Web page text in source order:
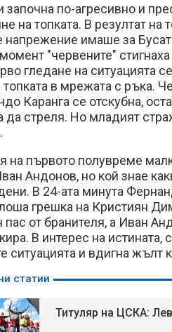
започна по-агресивно и
на топката. В резултат на
напрежение имаше за
"червените"
гледане на ситуацията
топката в мрежата с ръка.
Каранга се отскубна,
да стреля. Но младият
на първото полувреме
Андонов, но кой знае
В 24-ата минута
грешка на Кристиян
пас от бранителя, а Иван
В интерес на
ситуацията и вдигна жълт
статии
Титуляр на ЦСКА: